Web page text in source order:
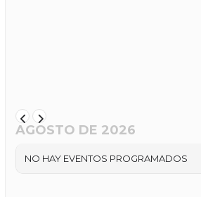
AGOSTO DE 2026
NO HAY EVENTOS PROGRAMADOS